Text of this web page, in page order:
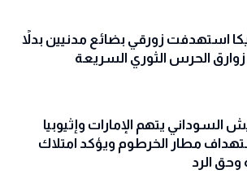
استهدفت زورقي بضائع مدنيين بدلاً
الحرس الثوري السريعة
السوداني يتهم الإمارات وإثيوبيا
مطار الخرطوم ويؤكد امتلاك
وحق الرد